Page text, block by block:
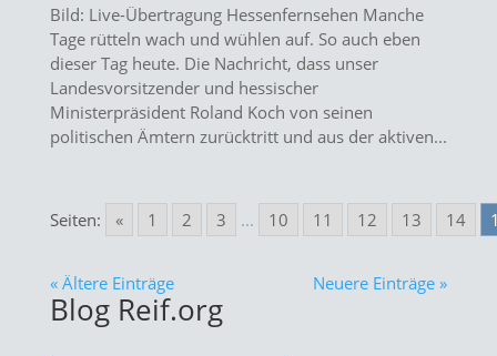
Bild: Live-Übertragung Hessenfernsehen Manche
Tage rütteln wach und wühlen auf. So auch eben
dieser Tag heute. Die Nachricht, dass unser
Landesvorsitzender und hessischer
Ministerpräsident Roland Koch von seinen
politischen Ämtern zurücktritt und aus der aktiven...
Seiten: « 1 2 3 ... 10 11 12 13 14
« Ältere Einträge Neuere Einträge »
Blog Reif.org